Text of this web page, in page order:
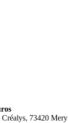
73420 Mery